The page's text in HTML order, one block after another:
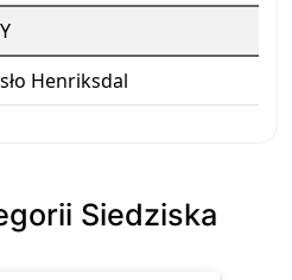
Henriksdal
Siedziska